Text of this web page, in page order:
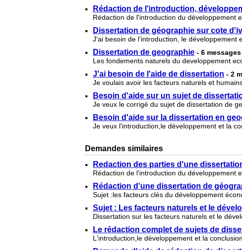
Rédaction de l'introduction,
Rédaction de l'introduction du développement
Dissertation de géographie sur cote
J'ai besoin de l'introduction, le développement
Dissertation de geographie - 6 messages
Les fondements naturels du developpement
J'ai besoin de l'aide de dissertation - 2
Je voulais avoir les facteurs naturels et
Besoin d'aide sur un sujet de
Je veux le corrigé du sujet de dissertation de
Besoin d'aide sur la dissertation en
Je veux l'introduction,le développement et la
Demandes similaires
Redaction des parties d'une
Rédaction de l'introduction du développement
Rédaction d'une dissertation de
Sujet :les facteurs clés du développement
Sujet : Les facteurs naturels et le
Dissertation sur les facteurs naturels et le
Le rédaction complet de sujets de
L'introduction,le développement et la